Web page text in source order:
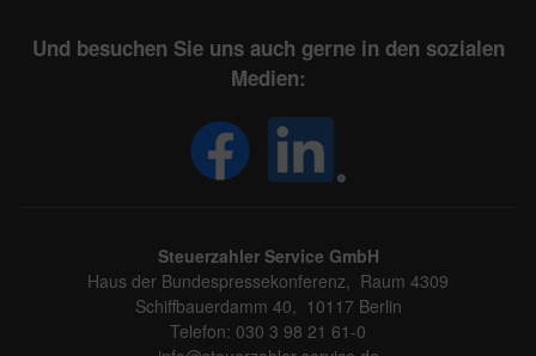
Und besuchen Sie uns auch gerne in den sozialen
Medien:
Steuerzahler Service GmbH
Haus der Bundespressekonferenz, Raum 4309
Schiffbauerdamm 40, 10117 Berlin
Telefon: 030 3 98 21 61-0